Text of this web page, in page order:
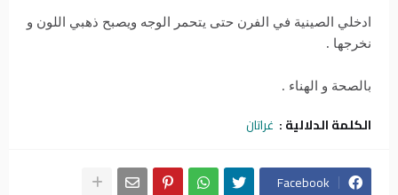
ادخلي الصينية في الفرن حتى يتحمر الوجه ويصبح ذهبي اللون و
نخرجها .
بالصحة و الهناء .
الكلمة الدلالية : غراتان
Facebook